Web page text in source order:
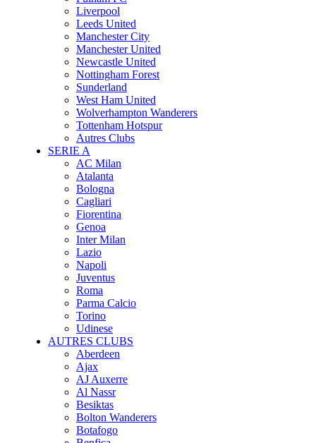
Liverpool
Leeds United
Manchester City
Manchester United
Newcastle United
Nottingham Forest
Sunderland
West Ham United
Wolverhampton Wanderers
Tottenham Hotspur
Autres Clubs
SERIE A
AC Milan
Atalanta
Bologna
Cagliari
Fiorentina
Genoa
Inter Milan
Lazio
Napoli
Juventus
Roma
Parma Calcio
Torino
Udinese
AUTRES CLUBS
Aberdeen
Ajax
AJ Auxerre
Al Nassr
Besiktas
Bolton Wanderers
Botafogo